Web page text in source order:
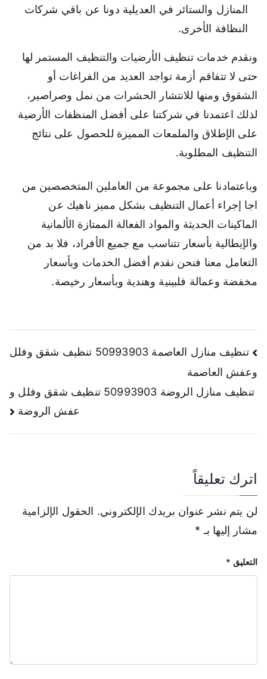
المنازل والستائر في العديلية دونا عن باقي شركات
النظافة الأخرى.
ونقدم خدمات تنظيف الأرضيات والتنظيف المستمر لها
حتى لا تتفاقم أزمة تواجد العديد من الفراغات أو
الشقوق ومنها للانتشار الحشرات من نمل وصراصير،
لذلك اعتمدنا في شركتنا على أفضل المنظفات الأرضية
على الإطلاق والملمعات المميزة للحصول على نتائج
التنظيف المطلوبة.
وباعتمادنا على مجموعة من العاملين المتخصصين من
اجا إجراء أعمال التنظيف بشكل مميز ناهيك عن
الماكينات الحديثة والمواد الفعالة الممتازة الألمانية
والإيطالية بأسعار تتناسب مع جميع الأفراد، فلا بد من
التعامل معنا فنحن نقدم أفضل الخدمات وبأسعار
مخفضة وعمالة فلبينية وهندية وبأسعار رخيصة.
تنظيف منازل العاصمة 50993903 تنظيف شقق وفلل
وعفش العاصمة
تنظيف منازل الروضة 50993903 تنظيف شقق وفلل و
عفش الروضة
اترك تعليقاً
لن يتم نشر عنوان بريدك الإلكتروني. الحقول الإلزامية
مشار إليها بـ *
التعليق *